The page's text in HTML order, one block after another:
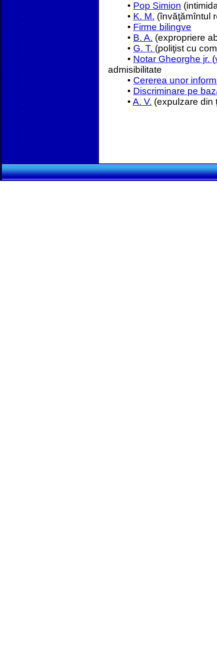
• Pop Simion
• K. M. (învăţămîntul
• Firme bilingve
• B. A. (expropriere
• G. T. (poliţist cu
• Notar Gheorghe jr. (
admisibilitate
• Cererea unor
• Discriminare pe
• A. V. (expulzare din